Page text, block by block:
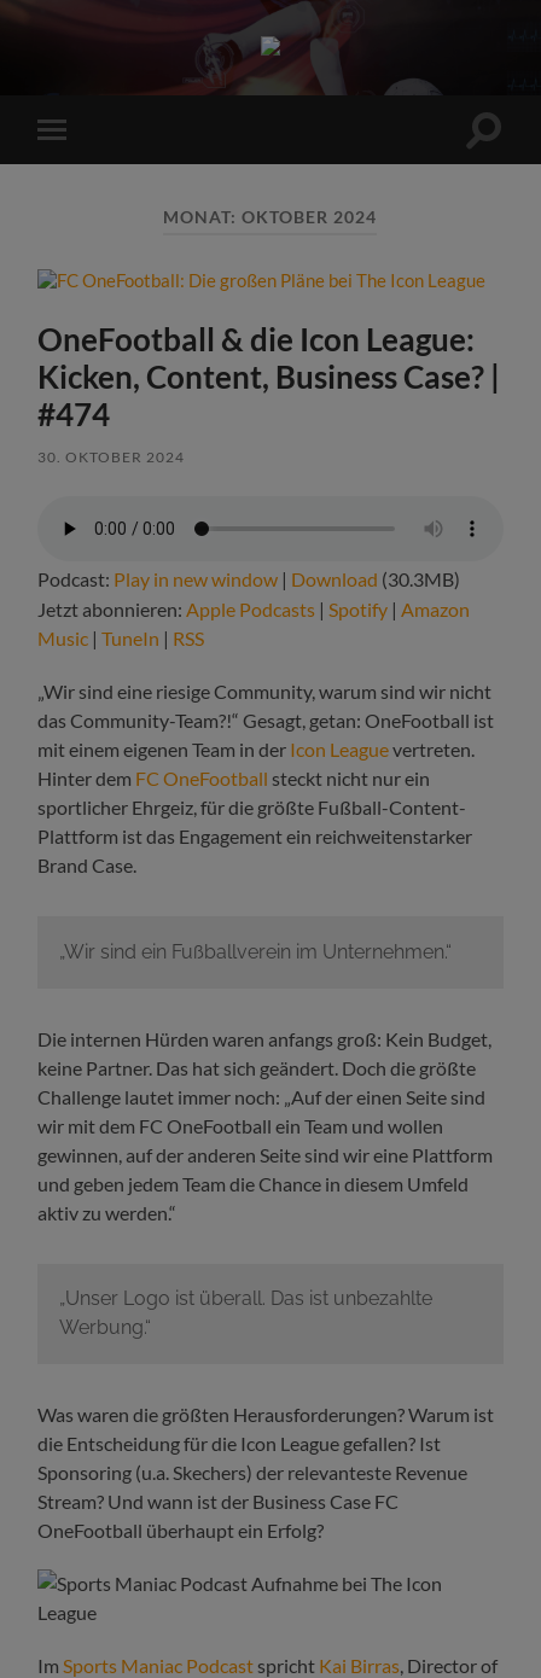
Sports
Maniac
Mobile-
Menü
MONAT:OKTOBER 2024
OneFootball & die Icon League:
Kicken, Content, Business Case? |
#474
30. OKTOBER 2024
Podcast: Play in new window | Download (30.3MB)
Jetzt abonnieren:Apple Podcasts |Spotify |Amazon
Music |TuneIn | RSS
„Wir sind eine riesige Community, warum sind wir nicht
das Community-Team?!“ Gesagt, getan: OneFootball ist
mit einem eigenen Team in der Icon Leaguevertreten.
Hinter dem FC OneFootball steckt nicht nur ein
sportlicher Ehrgeiz, für die größte Fußball-Content-
Plattform ist das Engagement ein reichweitenstarker
Brand Case.
„Wir sind ein Fußballverein im Unternehmen.“
Die internen Hürden waren anfangs groß: Kein Budget,
keine Partner. Das hat sich geändert. Doch die größte
Challenge lautet immer noch: „Auf der einen Seite sind
wir mit dem FC OneFootball ein Team und wollen
gewinnen, auf der anderen Seite sind wir eine Plattform
und geben jedem Team die Chance in diesem Umfeld
aktiv zu werden.“
„Unser Logo ist überall. Das ist unbezahlte
Werbung.“
Was waren die größten Herausforderungen? Warum ist
die Entscheidung für die Icon League gefallen? Ist
Sponsoring (u.a. Skechers) der relevanteste Revenue
Stream? Und wann ist der Business Case FC
OneFootball überhaupt ein Erfolg?
ImSports Maniac Podcast spricht Kai Birras, Director of